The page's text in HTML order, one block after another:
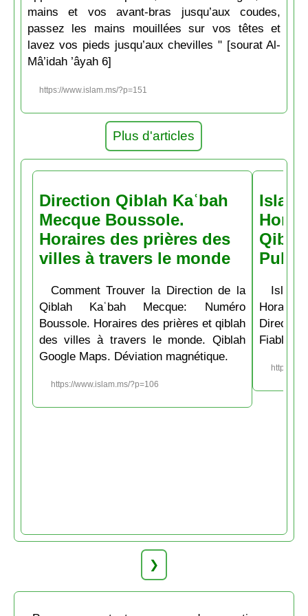
mains et vos avant-bras jusqu’aux coudes,
passez les mains mouillées sur vos têtes et
lavez vos pieds jusqu’aux chevilles " [sourat Al-
Mâ’idah ’âyah 6]
https://www.islam.ms/?p=151
Plus d'articles
Direction Qiblah Kaʿbah
Mecque Boussole.
Horaires des prières des
villes à travers le monde
Comment Trouver la Direction de la
Qiblah Kaʿbah Mecque: Numéro
Boussole. Horaires des prières et qiblah
des villes à travers le monde. Qiblah
Google Maps. Déviation magnétique.
https://www.islam.ms/?p=106
Pubs
Fiable et
https://
❯